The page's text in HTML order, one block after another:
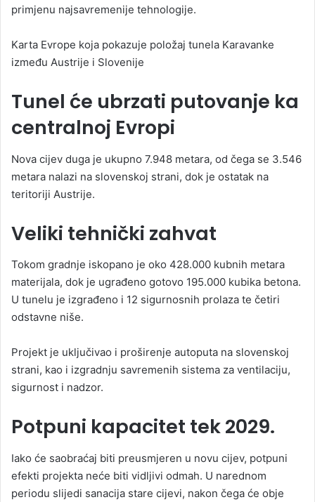
primjenu najsavremenije tehnologije.
Karta Evrope koja pokazuje položaj tunela Karavanke
između Austrije i Slovenije
Tunel će ubrzati putovanje ka
centralnoj Evropi
Nova cijev duga je ukupno 7.948 metara, od čega se 3.546
metara nalazi na slovenskoj strani, dok je ostatak na
teritoriji Austrije.
Veliki tehnički zahvat
Tokom gradnje iskopano je oko 428.000 kubnih metara
materijala, dok je ugrađeno gotovo 195.000 kubika betona.
U tunelu je izgrađeno i 12 sigurnosnih prolaza te četiri
odstavne niše.
Projekt je uključivao i proširenje autoputa na slovenskoj
strani, kao i izgradnju savremenih sistema za ventilaciju,
sigurnost i nadzor.
Potpuni kapacitet tek 2029.
Iako će saobraćaj biti preusmjeren u novu cijev, potpuni
efekti projekta neće biti vidljivi odmah. U narednom
periodu slijedi sanacija stare cijevi, nakon čega će obje